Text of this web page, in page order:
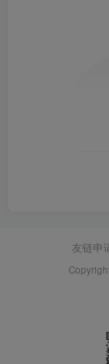
友链申